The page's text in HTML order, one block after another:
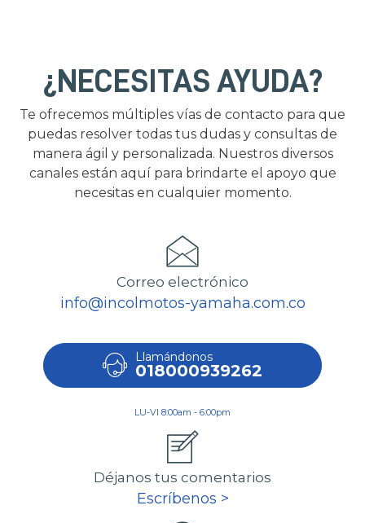
¿NECESITAS AYUDA?
Te ofrecemos múltiples vías de contacto para que
puedas resolver todas tus dudas y consultas de
manera ágil y personalizada. Nuestros diversos
canales están aquí para brindarte el apoyo que
necesitas en cualquier momento.
Correo electrónico
info@incolmotos-yamaha.com.co
Llamándonos
018000939262
LU-VI 8:00am - 6:00pm
Déjanos tus comentarios
Escríbenos >